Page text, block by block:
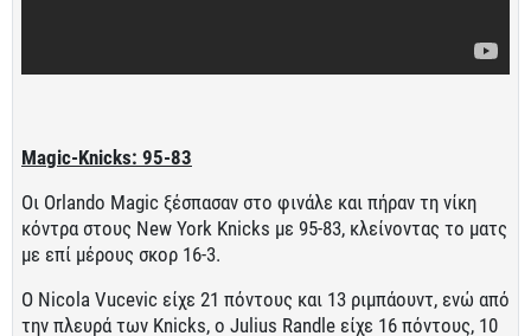
Magic-Knicks: 95-83
Οι Orlando Magic ξέσπασαν στο φινάλε και πήραν τη νίκη
κόντρα στους New York Knicks με 95-83, κλείνοντας το ματς
με επί μέρους σκορ 16-3.
Ο Nicola Vucevic είχε 21 πόντους και 13 ριμπάουντ, ενώ από
την πλευρά των Knicks, ο Julius Randle είχε 16 πόντους, 10